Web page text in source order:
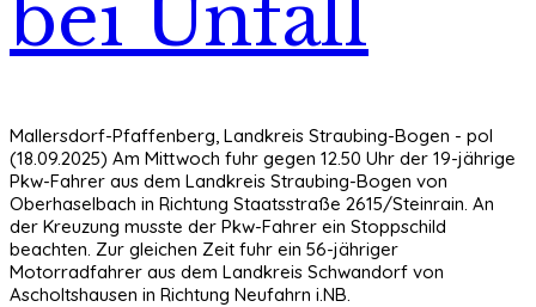
bei Unfall
Mallersdorf-Pfaffenberg, Landkreis Straubing-Bogen - pol
(18.09.2025) Am Mittwoch fuhr gegen 12.50 Uhr der 19-jährige
Pkw-Fahrer aus dem Landkreis Straubing-Bogen von
Oberhaselbach in Richtung Staatsstraße 2615/Steinrain. An
der Kreuzung musste der Pkw-Fahrer ein Stoppschild
beachten. Zur gleichen Zeit fuhr ein 56-jähriger
Motorradfahrer aus dem Landkreis Schwandorf von
Ascholtshausen in Richtung Neufahrn i.NB.